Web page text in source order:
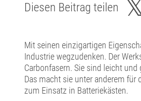
Diesen Beitrag teilen
Mit seinen einzigartigen
Industrie wegzudenken. Der
Carbonfasern. Sie sind leicht
Das macht sie unter anderem
zum Einsatz in Batteriekästen.